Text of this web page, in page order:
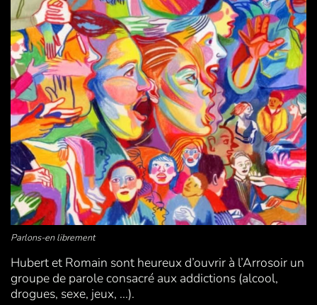
Parlons-en librement
Hubert et Romain sont heureux d’ouvrir à l’Arrosoir un
groupe de parole consacré aux addictions (alcool,
drogues, sexe, jeux, ...).